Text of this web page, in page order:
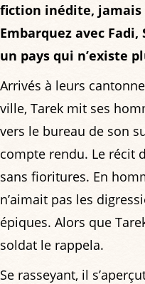
fiction inédite, jamais
Embarquez avec
un pays qui n’existe
Arrivés à leurs
ville, Tarek mit ses
vers le bureau de son
compte rendu. Le récit
sans fioritures. En
n’aimait pas les
épiques. Alors que
soldat le rappela.
Se rasseyant, il